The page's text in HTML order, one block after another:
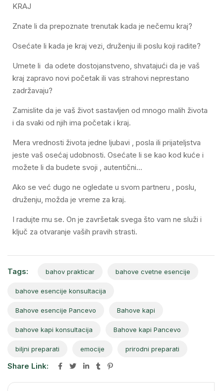
KRAJ
Znate li da prepoznate trenutak kada je nečemu kraj?
Osećate li kada je kraj vezi, druženju ili poslu koji radite?
Umete li da odete dostojanstveno, shvatajući da je vaš
kraj zapravo novi početak ili vas strahovi neprestano
zadržavaju?
Zamislite da je vaš život sastavljen od mnogo malih života
i da svaki od njih ima početak i kraj.
Mera vrednosti života jedne ljubavi , posla ili prijateljstva
jeste vaš osećaj udobnosti. Osećate li se kao kod kuće i
možete li da budete svoji , autentični…
Ako se već dugo ne ogledate u svom partneru , poslu,
druženju, možda je vreme za kraj.
I radujte mu se. On je završetak svega što vam ne služi i
ključ za otvaranje vaših pravih strasti.
Tags: bahov prakticar bahove cvetne esencije
bahove esencije konsultacija
Bahove esencije Pancevo Bahove kapi
bahove kapi konsultacija Bahove kapi Pancevo
biljni preparati emocije prirodni preparati
Share Link: